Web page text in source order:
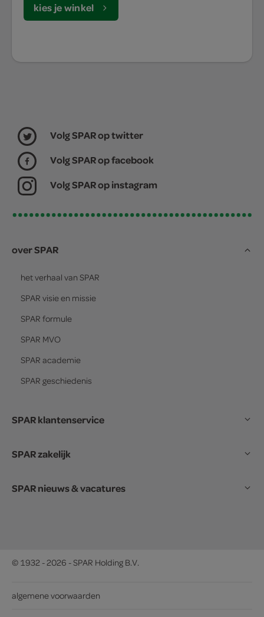
kies je winkel
Volg SPAR op twitter
Volg SPAR op facebook
Volg SPAR op instagram
over SPAR
het verhaal van SPAR
SPAR visie en missie
SPAR formule
SPAR MVO
SPAR academie
SPAR geschiedenis
SPAR klantenservice
SPAR zakelijk
SPAR nieuws & vacatures
© 1932 - 2026 - SPAR Holding B.V.
algemene voorwaarden